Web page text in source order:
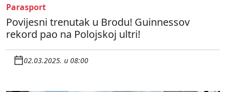
Parasport
Povijesni trenutak u Brodu! Guinnessov
rekord pao na Polojskoj ultri!
02.03.2025. u 08:00